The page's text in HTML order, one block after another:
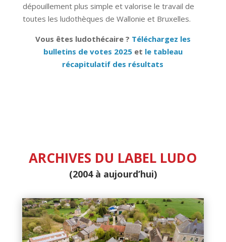
dépouillement plus simple et valorise le travail de
toutes les ludothèques de Wallonie et Bruxelles.
Vous êtes ludothécaire ? Téléchargez les
bulletins de votes 2025et le tableau
récapitulatif des résultats
ARCHIVES DU LABEL LUDO
(2004 à aujourd’hui)